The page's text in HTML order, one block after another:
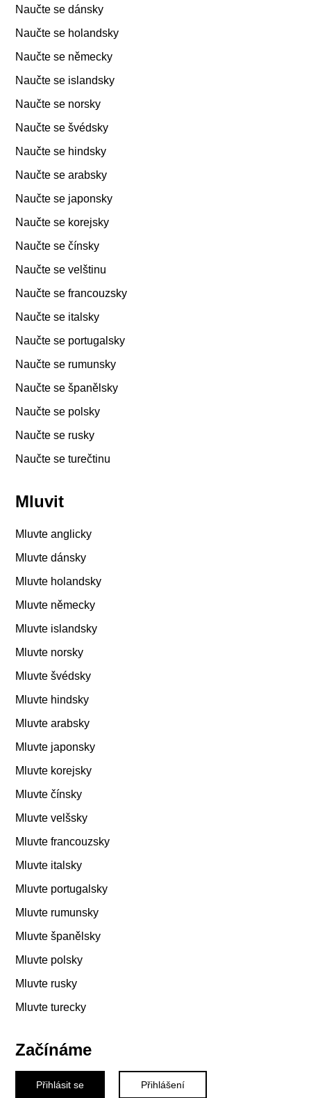
Naučte se dánsky
Naučte se holandsky
Naučte se německy
Naučte se islandsky
Naučte se norsky
Naučte se švédsky
Naučte se hindsky
Naučte se arabsky
Naučte se japonsky
Naučte se korejsky
Naučte se čínsky
Naučte se velštinu
Naučte se francouzsky
Naučte se italsky
Naučte se portugalsky
Naučte se rumunsky
Naučte se španělsky
Naučte se polsky
Naučte se rusky
Naučte se turečtinu
Mluvit
Mluvte anglicky
Mluvte dánsky
Mluvte holandsky
Mluvte německy
Mluvte islandsky
Mluvte norsky
Mluvte švédsky
Mluvte hindsky
Mluvte arabsky
Mluvte japonsky
Mluvte korejsky
Mluvte čínsky
Mluvte velšsky
Mluvte francouzsky
Mluvte italsky
Mluvte portugalsky
Mluvte rumunsky
Mluvte španělsky
Mluvte polsky
Mluvte rusky
Mluvte turecky
Začínáme
Přihlásit se Přihlášení